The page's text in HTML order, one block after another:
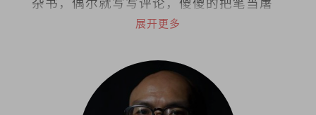
展开更多